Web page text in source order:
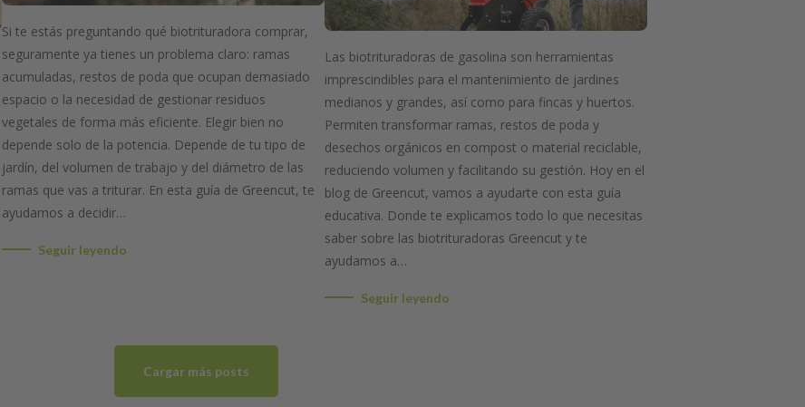
Si te estás preguntando qué biotrituradora comprar,
seguramente ya tienes un problema claro: ramas
acumuladas, restos de poda que ocupan demasiado
espacio o la necesidad de gestionar residuos
vegetales de forma más eficiente. Elegir bien no
depende solo de la potencia. Depende de tu tipo de
jardín, del volumen de trabajo y del diámetro de las
ramas que vas a triturar. En esta guía de Greencut, te
ayudamos a decidir…
Seguir leyendo
Las biotrituradoras de gasolina son herramientas
imprescindibles para el mantenimiento de jardines
medianos y grandes, así como para fincas y huertos.
Permiten transformar ramas, restos de poda y
desechos orgánicos en compost o material reciclable,
reduciendo volumen y facilitando su gestión. Hoy en el
blog de Greencut, vamos a ayudarte con esta guía
educativa. Donde te explicamos todo lo que necesitas
saber sobre las biotrituradoras Greencut y te
ayudamos a…
Seguir leyendo
Cargar más posts